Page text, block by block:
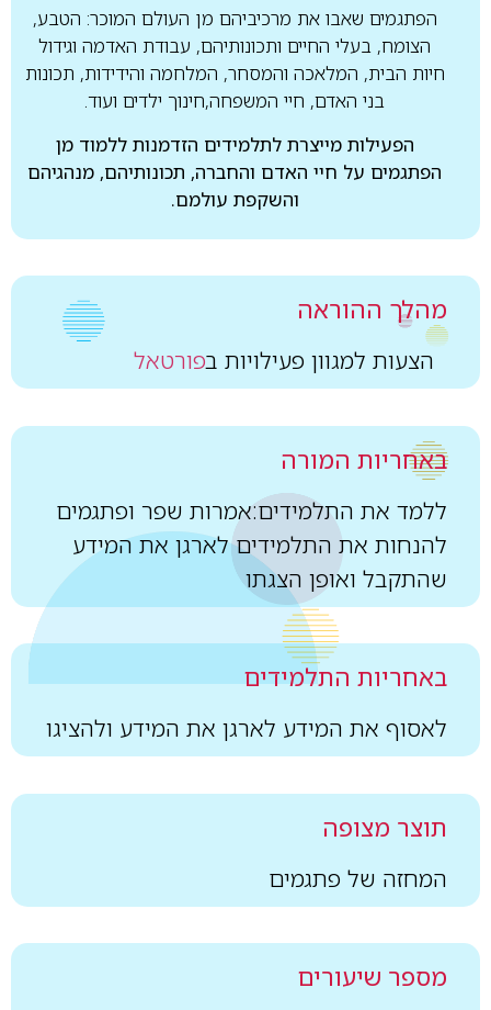
הפתגמים שאבו את מרכיביהם מן העולם המוכר: הטבע,
הצומח, בעלי החיים ותכונותיהם, עבודת האדמה וגידול
חיות הבית, המלאכה והמסחר, המלחמה והידידות, תכונות
בני האדם, חיי המשפחה,חינוך ילדים ועוד.
הפעילות מייצרת לתלמידים הזדמנות ללמוד מן
הפתגמים על חיי האדם והחברה, תכונותיהם, מנהגיהם
והשקפת עולמם.
מהלך ההוראה
הצעות למגוון פעילויות בפורטאל
באחריות המורה
ללמד את התלמידים:אמרות שפר ופתגמים
להנחות את התלמידים לארגן את המידע
שהתקבל ואופן הצגתו
באחריות התלמידים
לאסוף את המידע לארגן את המידע ולהציגו
תוצר מצופה
המחזה של פתגמים
מספר שיעורים